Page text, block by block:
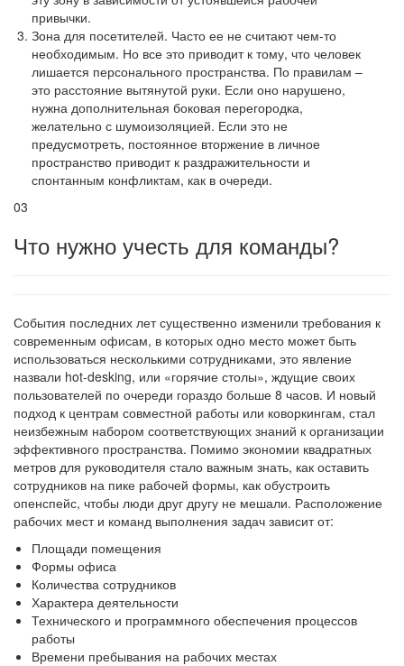
привычки.
Зона для посетителей. Часто ее не считают чем-то
необходимым. Но все это приводит к тому, что человек
лишается персонального пространства. По правилам –
это расстояние вытянутой руки. Если оно нарушено,
нужна дополнительная боковая перегородка,
желательно с шумоизоляцией. Если это не
предусмотреть, постоянное вторжение в личное
пространство приводит к раздражительности и
спонтанным конфликтам, как в очереди.
03
Что нужно учесть для команды?
События последних лет существенно изменили требования к
современным офисам, в которых одно место может быть
использоваться несколькими сотрудниками, это явление
назвали hot-desking, или «горячие столы», ждущие своих
пользователей по очереди гораздо больше 8 часов. И новый
подход к центрам совместной работы или коворкингам, стал
неизбежным набором соответствующих знаний к организации
эффективного пространства. Помимо экономии квадратных
метров для руководителя стало важным знать, как оставить
сотрудников на пике рабочей формы, как обустроить
опенспейс, чтобы люди друг другу не мешали. Расположение
рабочих мест и команд выполнения задач зависит от:
Площади помещения
Формы офиса
Количества сотрудников
Характера деятельности
Технического и программного обеспечения процессов
работы
Времени пребывания на рабочих местах